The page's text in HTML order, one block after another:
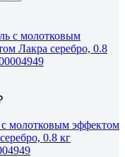
молотковым эффектом
0.8 кг